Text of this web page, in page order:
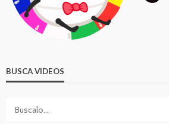
BUSCA VIDEOS